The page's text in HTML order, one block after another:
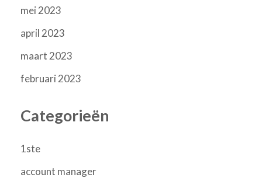
mei 2023
april 2023
maart 2023
februari 2023
Categorieën
1ste
account manager